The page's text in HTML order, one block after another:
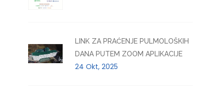
LINK ZA PRAĆENJE PULMOLOŠKIH
DANA PUTEM ZOOM APLIKACIJE
24 Okt, 2025